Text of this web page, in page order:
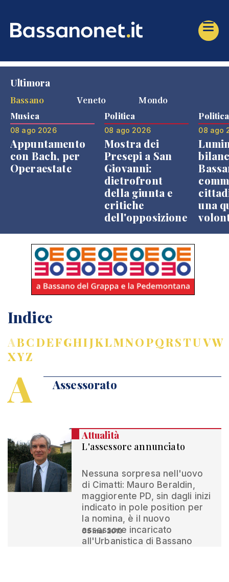
Ultimora
Bassano
Veneto Mondo
Musica
08 ago 2026
Appuntamento
con Bach, per
Operaestate
Politica
08 ago 2026
Mostra dei
Presepi a San
Giovanni:
dietrofront
della giunta e
critiche
dell'opposizione
Politica
08 ago
una
Indice
ABCDEFGHIJKLMNOPQRSTUVW
XYZ
A Assessorato
Attualità
L'assessore annunciato
Nessuna sorpresa nell'uovo
di Cimatti: Mauro Beraldin,
maggiorente PD, sin dagli inizi
indicato in pole position per
la nomina, è il nuovo
assessore incaricato
all'Urbanistica di Bassano
05 mar 2013